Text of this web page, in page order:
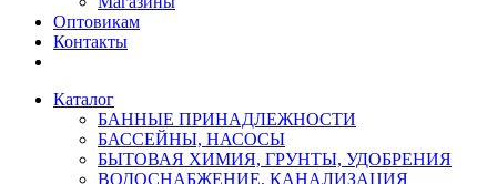
Оптовикам
Контакты
Каталог
БАННЫЕ ПРИНАДЛЕЖНОСТИ
БАССЕЙНЫ, НАСОСЫ
БЫТОВАЯ ХИМИЯ, ГРУНТЫ, УДОБРЕНИЯ
ВОДОСНАБЖЕНИЕ, КАНАЛИЗАЦИЯ